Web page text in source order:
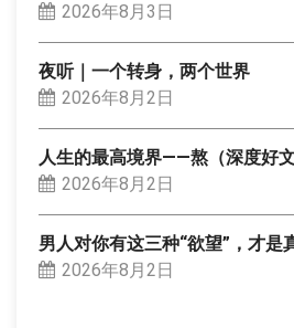
2026年8月3日
夜听｜一个转身，两个世界
2026年8月2日
人生的最高境界——熬（深度好文
2026年8月2日
男人对你有这三种“欲望”，才是
2026年8月2日